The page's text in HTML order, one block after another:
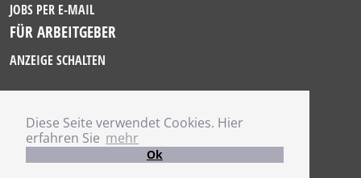
Diese Seite verwendet Cookies. Hier
erfahren Sie mehr
Ok
JOBS PER E-MAIL
FÜR ARBEITGEBER
ANZEIGE SCHALTEN
IMPRESSUM
DATENSCHUTZ